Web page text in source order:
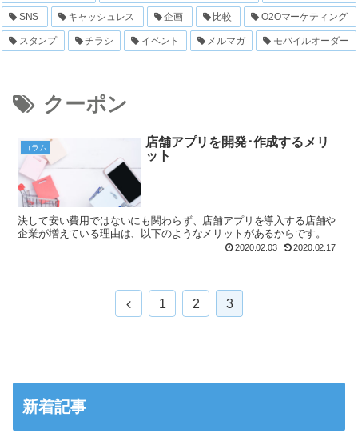
SNS キャッシュレス 企画 比較 O2Oマーケティング
スタンプ チラシ イベント メルマガ モバイルオーダー
クーポン
コラム
店舗アプリを開発･作成するメリ
ット
決して安い費用ではないにも関わらず、店舗アプリを導入する店舗や
企業が増えている理由は、以下のようなメリットがあるからです。
2020.02.03 2020.02.17
1 2 3
新着記事